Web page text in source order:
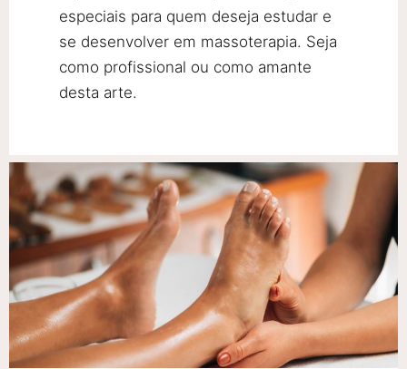
especiais para quem deseja estudar e
se desenvolver em massoterapia. Seja
como profissional ou como amante
desta arte.